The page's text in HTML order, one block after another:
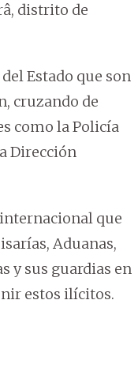
distrito de
Estado que son
cruzando de
como la Policía
Dirección
que
Aduanas,
y sus guardias en
estos ilícitos.